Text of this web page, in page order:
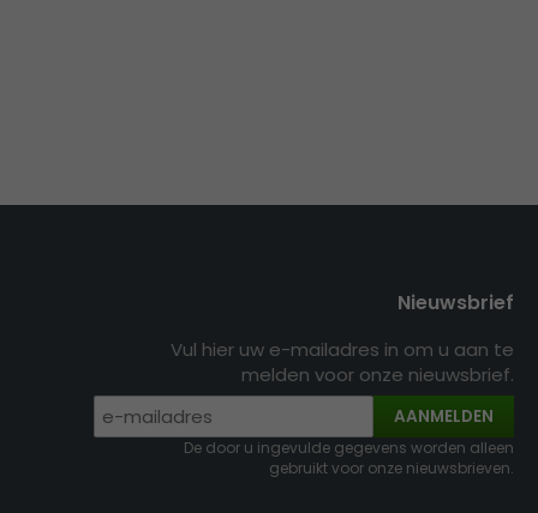
Nieuwsbrief
Vul hier uw e-mailadres in om u aan te
melden voor onze nieuwsbrief.
AANMELDEN
De door u ingevulde gegevens worden alleen
gebruikt voor onze nieuwsbrieven.